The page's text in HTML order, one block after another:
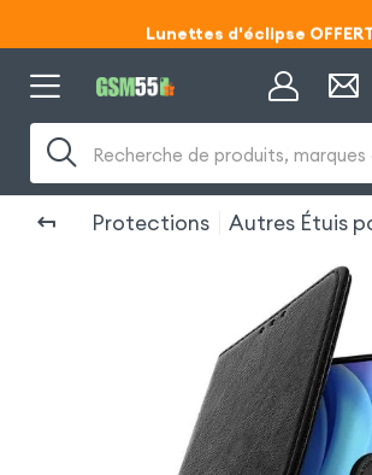
Lunettes d'éclipse
Code ECLIPSE55
Code ECLIPSE55
Recherche de produits,
Protections Autres Étuis